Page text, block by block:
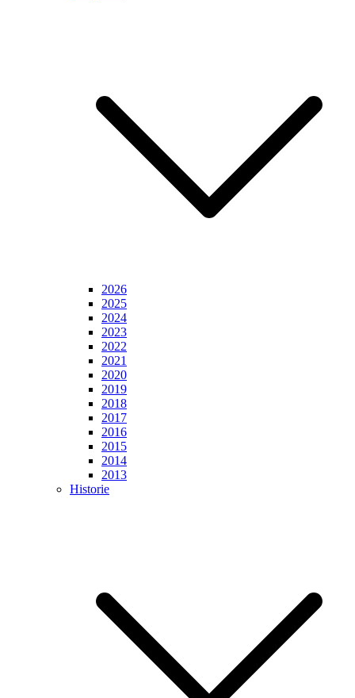
2026
2025
2024
2023
2022
2021
2020
2019
2018
2017
2016
2015
2014
2013
Historie